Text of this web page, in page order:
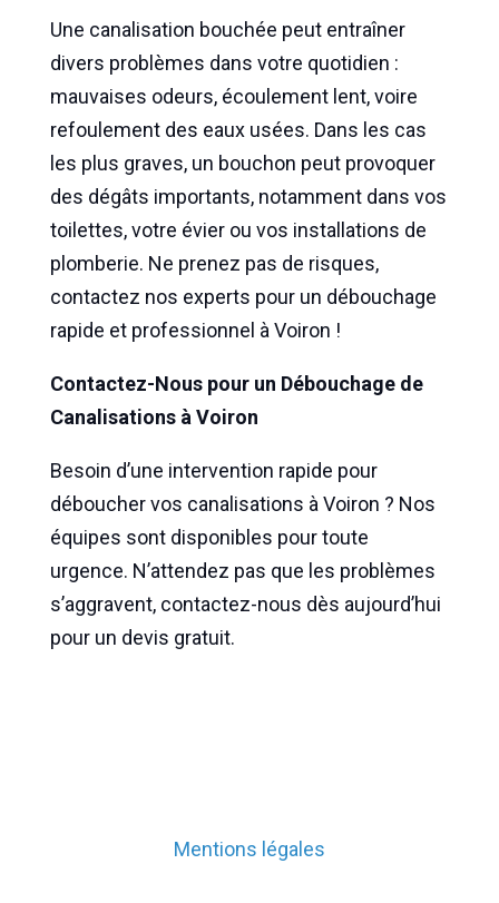
Une canalisation bouchée peut entraîner
divers problèmes dans votre quotidien :
mauvaises odeurs, écoulement lent, voire
refoulement des eaux usées. Dans les cas
les plus graves, un bouchon peut provoquer
des dégâts importants, notamment dans vos
toilettes, votre évier ou vos installations de
plomberie. Ne prenez pas de risques,
contactez nos experts pour un débouchage
rapide et professionnel à Voiron !
Contactez-Nous pour un Débouchage de
Canalisations à Voiron
Besoin d’une intervention rapide pour
déboucher vos canalisations à Voiron ? Nos
équipes sont disponibles pour toute
urgence. N’attendez pas que les problèmes
s’aggravent, contactez-nous dès aujourd’hui
pour un devis gratuit.
Mentions légales